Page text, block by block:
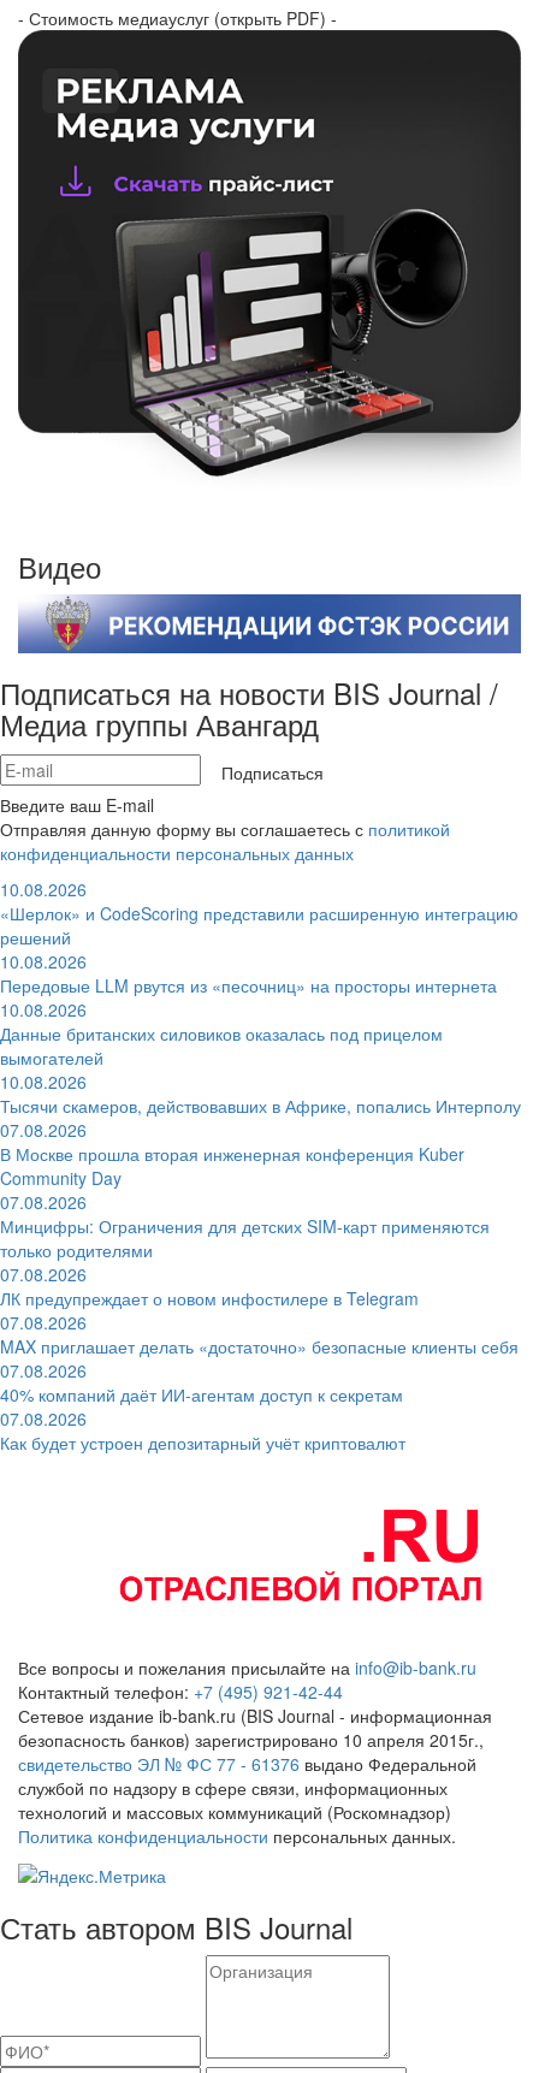
- Стоимость медиауслуг (открыть PDF) -
Видео
Подписаться на новости BIS Journal /
Медиа группы Авангард
Подписаться
Введите ваш E-mail
Отправляя данную форму вы соглашаетесь с политикой
конфиденциальности персональных данных
10.08.2026
«Шерлок» и CodeScoring представили расширенную интеграцию
решений
10.08.2026
Передовые LLM рвутся из «песочниц» на просторы интернета
10.08.2026
Данные британских силовиков оказалась под прицелом
вымогателей
10.08.2026
Тысячи скамеров, действовавших в Африке, попались Интерполу
07.08.2026
В Москве прошла вторая инженерная конференция Kuber
Community Day
07.08.2026
Минцифры: Ограничения для детских SIM-карт применяются
только родителями
07.08.2026
ЛК предупреждает о новом инфостилере в Telegram
07.08.2026
MAX приглашает делать «достаточно» безопасные клиенты себя
07.08.2026
40% компаний даёт ИИ‑агентам доступ к секретам
07.08.2026
Как будет устроен депозитарный учёт криптовалют
Все вопросы и пожелания присылайте на info@ib-bank.ru
Контактный телефон: +7 (495) 921-42-44
Сетевое издание ib-bank.ru (BIS Journal - информационная
безопасность банков) зарегистрировано 10 апреля 2015г.,
свидетельство ЭЛ № ФС 77 - 61376 выдано Федеральной
службой по надзору в сфере связи, информационных
технологий и массовых коммуникаций (Роскомнадзор)
Политика конфиденциальности персональных данных.
Стать автором BIS Journal